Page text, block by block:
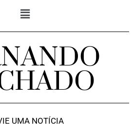
UMA NOTÍCIA